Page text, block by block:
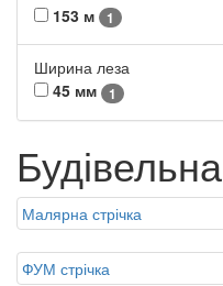
153 м 1
Ширина леза
45 мм
1
Малярна стрічка
ФУМ стрічка